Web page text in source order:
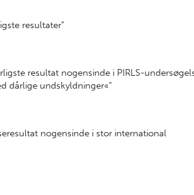
resultater"
resultat nogensinde i PIRLS-
dårlige undskyldninger«"
nogensinde i stor international